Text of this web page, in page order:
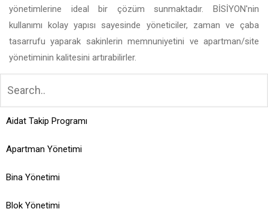
yönetimlerine ideal bir çözüm sunmaktadır. BİSİYON'nin
kullanımı kolay yapısı sayesinde yöneticiler, zaman ve çaba
tasarrufu yaparak sakinlerin memnuniyetini ve apartman/site
yönetiminin kalitesini artırabilirler.
Aidat Takip Programı
Apartman Yönetimi
Bina Yönetimi
Blok Yönetimi